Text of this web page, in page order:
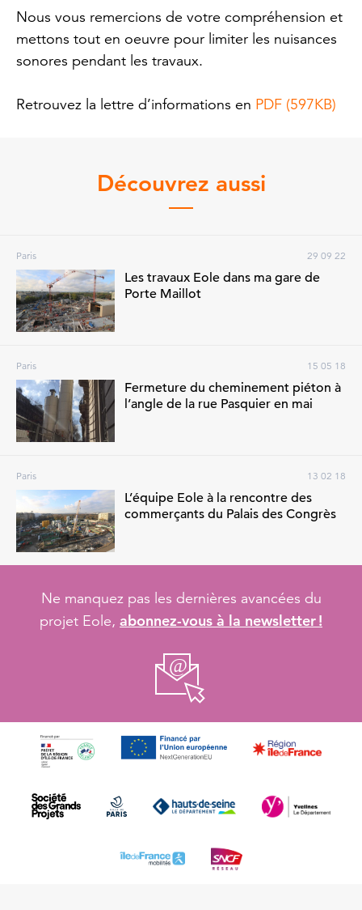
Nous vous remercions de votre compréhension et
mettons tout en oeuvre pour limiter les nuisances
sonores pendant les travaux.
Retrouvez la lettre d’informations en PDF (597KB)
Découvrez aussi
Paris 29 09 22
Les travaux Eole dans ma gare de
Porte Maillot
Paris 15 05 18
Fermeture du cheminement piéton à
l’angle de la rue Pasquier en mai
Paris 13 02 18
L’équipe Eole à la rencontre des
commerçants du Palais des Congrès
Ne manquez pas les dernières avancées du
projet Eole, abonnez-vous à la newsletter !